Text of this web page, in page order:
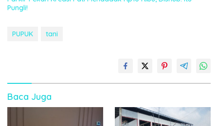
Pungli!
PUPUK tani
Baca Juga